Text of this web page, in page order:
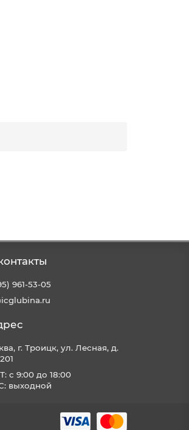
961-53-05
г. Троицк, ул. Лесная, д.
с 9:00 до 18:00
выходной